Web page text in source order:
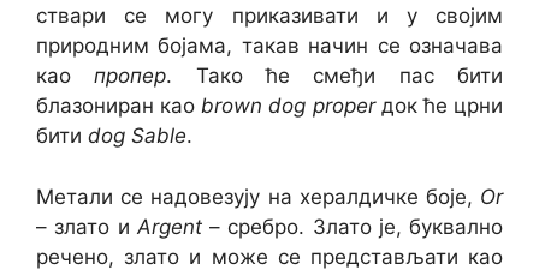
ствари се могу приказивати и у својим
природним бојама, такав начин се означава
каопропер. Тако ће смеђи пас бити
блазониран каоbrown dog proper док ће црни
бити dog Sable.
Метали се надовезују на хералдичке боје, Or
– злато и Argent – сребро. Злато је, буквално
речено, злато и може се представљати као